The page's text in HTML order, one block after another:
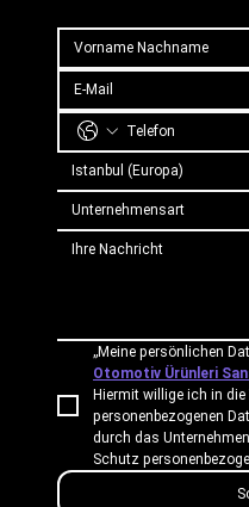
„Meine persönlichen
Otomotiv Ürünleri
Hiermit willige ich in
personenbezogenen
durch das
Schutz